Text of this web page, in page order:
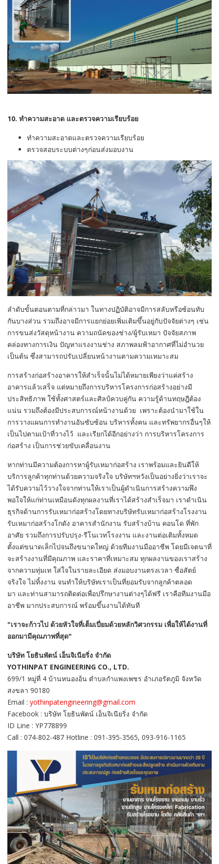
10. ทำความสะอาด และตรวจความเรียบร้อย
ทำความสะอาดและตรวจความเรียบร้อย
ตรวจสอบระบบต่างๆก่อนส่งมอบงาน
ลำดับขั้นตอนตามที่กล่าวมา ในทางปฏิบัติอาจมีการสลับหรือซ้อนทับ
กันบางส่วน รวมถึงอาจมีการแยกย่อยเพิ่มเติมขึ้นอยู่กับปัจจัยต่างๆ เช่น
การขนส่งวัสดุหน้างาน ความถนัดของช่าง/ผู้รับเหมา ปัจจัยสภาพ
คล่องทางการเงิน ปัญหาแรงงานช่าง สภาพลมฟ้าอากาศที่ไม่อำนวย
เป็นต้น ซึ่งสามารถปรับเปลี่ยนหน้างานตามความเหมาะสม
การสร้างก่อสร้างอาคารให้สำเร็จนั้นไม่ได้หมายเพียงว่าแค่สร้าง
อาคารแล้วเสร็จ แต่หมายถึงการบริหารโครงการก่อสร้างอย่างมี
ประสิทธิภาพ ใช้ทั้งศาสตร์และศิลป์ควบคู่กัน ความรู้ด้านทฤษฎีต้อง
แน่น รวมถึงต้องมีประสบการณ์หน้างานด้วย เพราะต้องนำมาใช้ใน
การวางแผนการทำงานอันซับซ้อน บริหารทั้งคน และทรัพยากรอื่นๆให้
เป็นไปตามเป้าที่วางไว้ และเรียกได้อีกอย่างว่า การบริหารโครงการ
ก่อสร้าง เป็นการช่วยขับเคลื่อนงาน
หากท่านมีความต้องการหาผู้รับเหมาก่อสร้าง เราพร้อมและยินดีให้
บริการลูกค้าทุกท่านด้วยความจริงใจ บริษัทฯหวังเป็นอย่างยิ่งว่าเราจะ
ได้รับความไว้วางใจจากท่านให้เราเป็นผู้ดำเนินการสร้างความพึง
พอใจให้แก่ท่านเหมือนดังทุกผลงานที่เราได้สร้างสำเร็จมา เราดำเนิน
ธุรกิจด้านการรับเหมาก่อสร้างโดยทางบริษัทรับเหมาก่อสร้างโรงงาน
รับเหมาก่อสร้างโกดัง อาคารสำนักงาน รับสร้างบ้าน คอนโด ที่พัก
อาศัย รวมถึงการปรับปรุง-รีโนเวทโรงงาน และงานต่อเติมทั้งหมด
ตั้งแต่ขนาดเล็กไปจนถึงขนาดใหญ่ ด้วยทีมงานมืออาชีพ โดยมีเจตนาที่
จะสร้างงานที่มีคุณภาพ และราคาที่เหมาะสม ทุกผลงานของเราสร้าง
จากความทุ่มเท ใส่ใจในรายละเอียด ส่งมอบงานตรงเวลา ซื่อสัตย์
จริงใจ ไม่ทิ้งงาน จนทำให้บริษัทเราเป็นที่ยอมรับจากลูกค้าตลอด
มา และท่านสามารถติดต่อเพื่อปรึกษางานต่างๆได้ฟรี เราคือทีมงานมือ
อาชีพ มากประสบการณ์ พร้อมขึ้นงานได้ทันที
"เราจะก้าวไป ด้วยหัวใจที่เต็มเปี่ยมด้วยหลักวิศวกรรม เพื่อให้ได้งานที่
ออกมามีคุณภาพที่สุด"
บริษัท โยธินพัตน์ เอ็นจิเนียริ่ง จำกัด
YOTHINPAT ENGINEERING CO., LTD.
699/1 หมู่ที่ 4 บ้านหนองอ้น ตำบลกำแพงเพชร อำเภอรัตภูมิ จังหวัด
สงขลา 90180
Email : yothinpatengineering@gmail.com
Facebook : บริษัท โยธินพัตน์ เอ็นจิเนียริ่ง จำกัด
ID Line : YP778899
Call : 074-802-487 Hotline : 091-395-3565, 093-916-1165